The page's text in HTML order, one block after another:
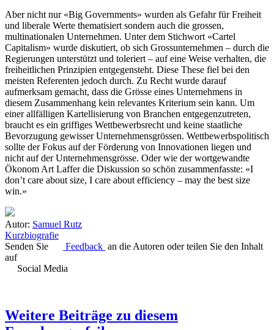
Aber nicht nur «Big Governments» wurden als Gefahr für Freiheit
und liberale Werte thematisiert sondern auch die grossen,
multinationalen Unternehmen. Unter dem Stichwort «Cartel
Capitalism» wurde diskutiert, ob sich Grossunternehmen – durch die
Regierungen unterstützt und toleriert – auf eine Weise verhalten, die
freiheitlichen Prinzipien entgegensteht. Diese These fiel bei den
meisten Referenten jedoch durch. Zu Recht wurde darauf
aufmerksam gemacht, dass die Grösse eines Unternehmens in
diesem Zusammenhang kein relevantes Kriterium sein kann. Um
einer allfälligen Kartellisierung von Branchen entgegenzutreten,
braucht es ein griffiges Wettbewerbsrecht und keine staatliche
Bevorzugung gewisser Unternehmensgrössen. Wettbewerbspolitisch
sollte der Fokus auf der Förderung von Innovationen liegen und
nicht auf der Unternehmensgrösse. Oder wie der wortgewandte
Ökonom Art Laffer die Diskussion so schön zusammenfasste: «I
don’t care about size, I care about efficiency – may the best size
win.»
Autor: Samuel Rutz
Kurzbiografie
Senden Sie
Feedback an die Autoren oder teilen Sie den Inhalt
auf
Social Media
Weitere Beiträge zu diesem